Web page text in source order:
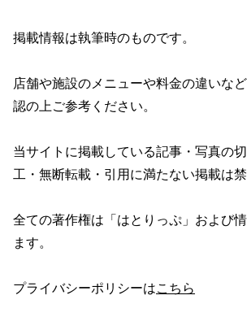
掲載情報は執筆時のものです。
店舗や施設のメニューや料金の違いな
認の上ご参考ください。
当サイトに掲載している記事・写真の
工・無断転載・引用に満たない掲載は禁
全ての著作権は「はとりっぷ」および
ます。
プライバシーポリシーはこちら